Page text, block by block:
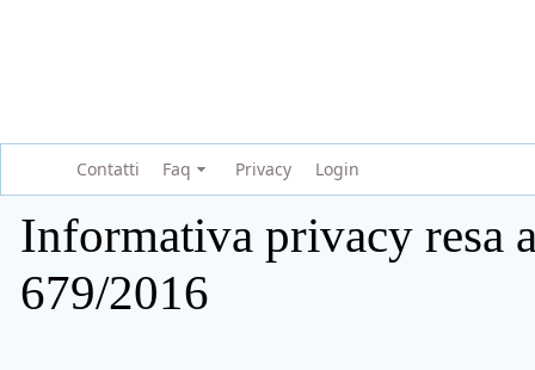
Contatti Faq Privacy Login
Informativa privacy resa
679/2016